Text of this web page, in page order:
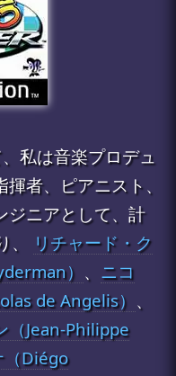
私は音楽プロデュ
者、ピアニスト、
ジニアとして、計
、
リチャード・ク
） 、 ニコ
de Angelis） 、
（Jean-Philippe
（Diégo